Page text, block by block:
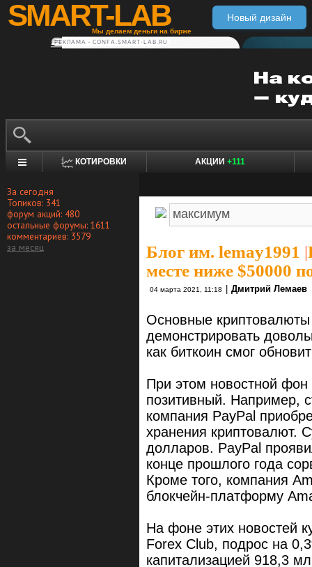
SMART-LAB
Мы делаем деньги на бирже
Новый дизайн
РЕКЛАМА • CONFA.SMART-LAB.RU
КОТИРОВКИ АКЦИИ +111
За сегодня
Топиков: 341
форум акций: 480
остальные форумы: 1611
комментариев: 3579
за месяц
Блог им. lemay1991 |
месте ниже $50000
04 марта 2021, 11:18 Дмитрий Лемаев
Основные
демонстрировать
как биткоин смог
При этом новостной
позитивный. Например,
компания PayPal
хранения криптовалют.
долларов. PayPal
конце прошлого года
Кроме того, компания
блокчейн-платформу
На фоне этих новостей
Forex Club, подрос на
капитализацией 918,3